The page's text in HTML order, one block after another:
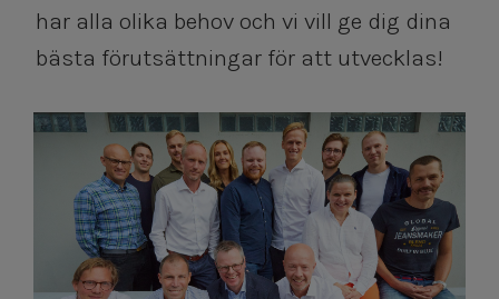
har alla olika behov och vi vill ge dig dina
bästa förutsättningar för att utvecklas!